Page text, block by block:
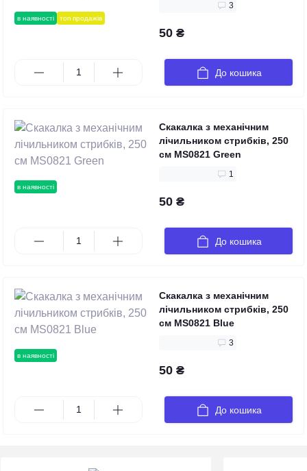
в наявності топ продажів
3
50 ₴
До кошика
в наявності
Скакалка з механічним
лічильником стрибків, 250
см MS0821 Green
1
50 ₴
До кошика
в наявності
Скакалка з механічним
лічильником стрибків, 250
см MS0821 Blue
3
50 ₴
До кошика